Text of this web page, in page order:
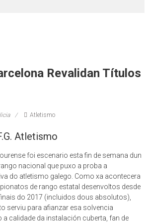
Revalidan Títulos
Atletismo
Atletismo
foi escenario esta fin de semana dun
nacional que puxo a proba a
do atletismo galego. Como xa acontecera
de rango estatal desenvoltos desde
do 2017 (incluidos dous absolutos),
serviu para afianzar esa solvencia
a calidade da instalación cuberta, fan de